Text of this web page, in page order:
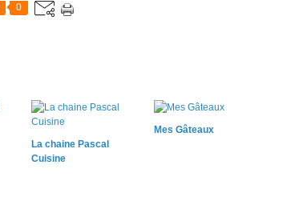
0
La chaine Pascal
Cuisine
Mes Gâteaux